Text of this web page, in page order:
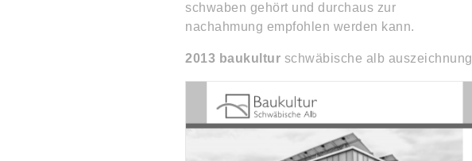
schwaben gehört und durchaus zur
nachahmung empfohlen werden kann.
2013 baukultur schwäbische alb auszeichnung